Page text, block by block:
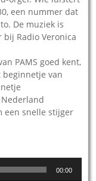
een nummer dat
De muziek is
Radio Veronica
PAMS goed kent,
van
een snelle stijger
00:00